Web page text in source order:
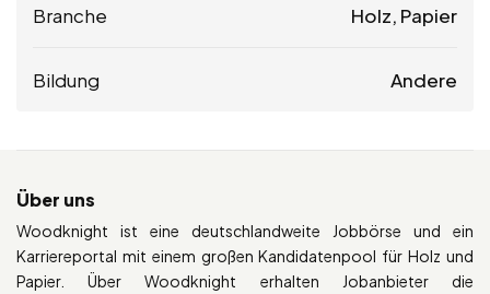
Branche Holz, Papier
Bildung Andere
Über uns
Woodknight ist eine deutschlandweite Jobbörse und ein
Karriereportal mit einem großen Kandidatenpool für Holz und
Papier. Über Woodknight erhalten Jobanbieter die